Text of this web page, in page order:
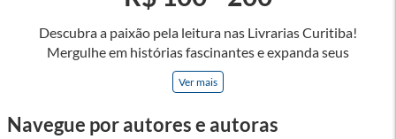
Descubra a paixão pela leitura nas Livrarias Curitiba!
Mergulhe em histórias fascinantes e expanda seus
horizontes, onde cada página é uma porta para novos
universos e perspectivas. Ler nos permite viajar sem sair do
e tenha a oportunidade de alcançar o seu crescimento
Ver mais
Navegue por autores e autoras